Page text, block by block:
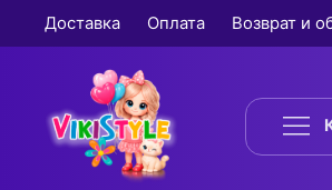
Доставка Оплата Возврат и